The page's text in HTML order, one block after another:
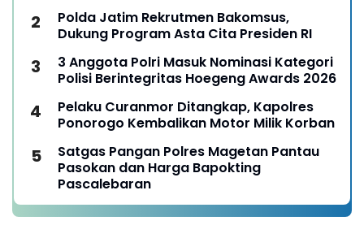
Polda Jatim Rekrutmen Bakomsus,
Dukung Program Asta Cita Presiden RI
3 Anggota Polri Masuk Nominasi Kategori
Polisi Berintegritas Hoegeng Awards 2026
Pelaku Curanmor Ditangkap, Kapolres
Ponorogo Kembalikan Motor Milik Korban
Satgas Pangan Polres Magetan Pantau
Pasokan dan Harga Bapokting
Pascalebaran